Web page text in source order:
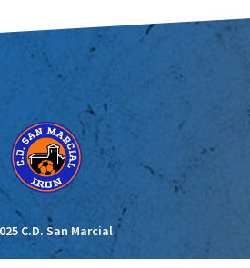
C.D. San Marcial